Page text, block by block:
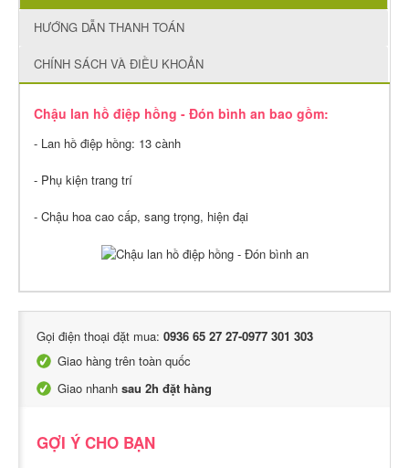
HƯỚNG DẪN THANH TOÁN
CHÍNH SÁCH VÀ ĐIỀU KHOẢN
Chậu lan hồ điệp hồng - Đón bình an bao gồm:
- Lan hồ điệp hồng: 13 cành
- Phụ kiện trang trí
- Chậu hoa cao cấp, sang trọng, hiện đại
Gọi điện thoại đặt mua: 0936 65 27 27-0977 301 303
Giao hàng trên toàn quốc
Giao nhanh sau 2h đặt hàng
GỢI Ý CHO BẠN